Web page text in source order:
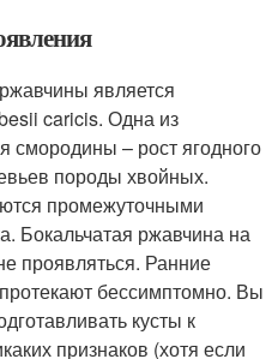
является
caricis. Одна из
смородины – рост ягодного
породы хвойных.
промежуточными
Бокальчатая ржавчина на
проявляться. Ранние
бессимптомно. Вы
кусты к
признаков (хотя если